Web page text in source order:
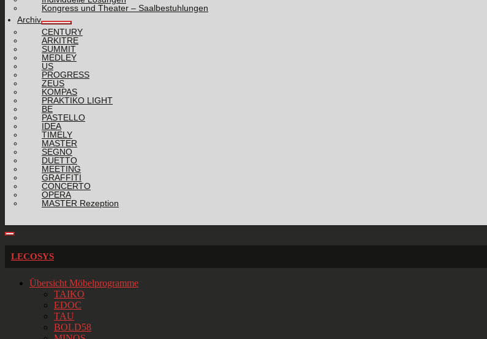
Kongress und Theater – Saalbestuhlungen
Archiv
CENTURY
ARKITRE
SUMMIT
MEDLEY
US
PROGRESS
ZEUS
KOMPAS
PRAKTIKO LIGHT
BE
PASTELLO
IDEA
TIMELY
MASTER
SEGNO
DUETTO
MEETING
GRAFFITI
CONCERTO
OPERA
MASTER Rezeption
LECOSYS
Übersicht Möbelprogramme
TAIKO
EDOC
TAU
BOLD58